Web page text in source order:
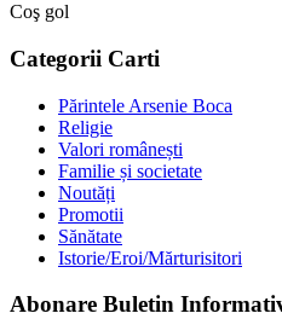
Coş gol
Categorii Carti
Părintele Arsenie Boca
Religie
Valori românești
Familie și societate
Noutăți
Promotii
Sănătate
Istorie/Eroi/Mărturisitori
Abonare Buletin